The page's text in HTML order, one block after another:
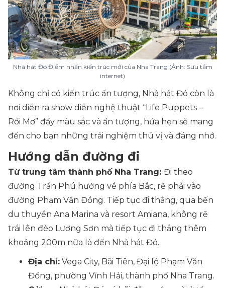
Nhà hát Đó Điểm nhấn kiến trúc mới của Nha Trang (Ảnh: Sưu tầm
internet)
Không chỉ có kiến trúc ấn tượng, Nhà hát Đó còn là
nơi diễn ra show diễn nghệ thuật “Life Puppets –
Rối Mơ” đầy màu sắc và ấn tượng, hứa hẹn sẽ mang
đến cho bạn những trải nghiệm thú vị và đáng nhớ.
Hướng dẫn đường đi
Từ trung tâm thành phố Nha Trang: Đi theo
đường Trần Phú hướng về phía Bắc, rẽ phải vào
đường Phạm Văn Đồng. Tiếp tục đi thẳng, qua bến
du thuyền Ana Marina và resort Amiana, không rẽ
trái lên đèo Lương Sơn mà tiếp tục đi thẳng thêm
khoảng 200m nữa là đến Nhà hát Đó.
Địa chỉ: Vega City, Bãi Tiên, Đại lộ Phạm Văn
Đồng, phường Vĩnh Hải, thành phố Nha Trang.